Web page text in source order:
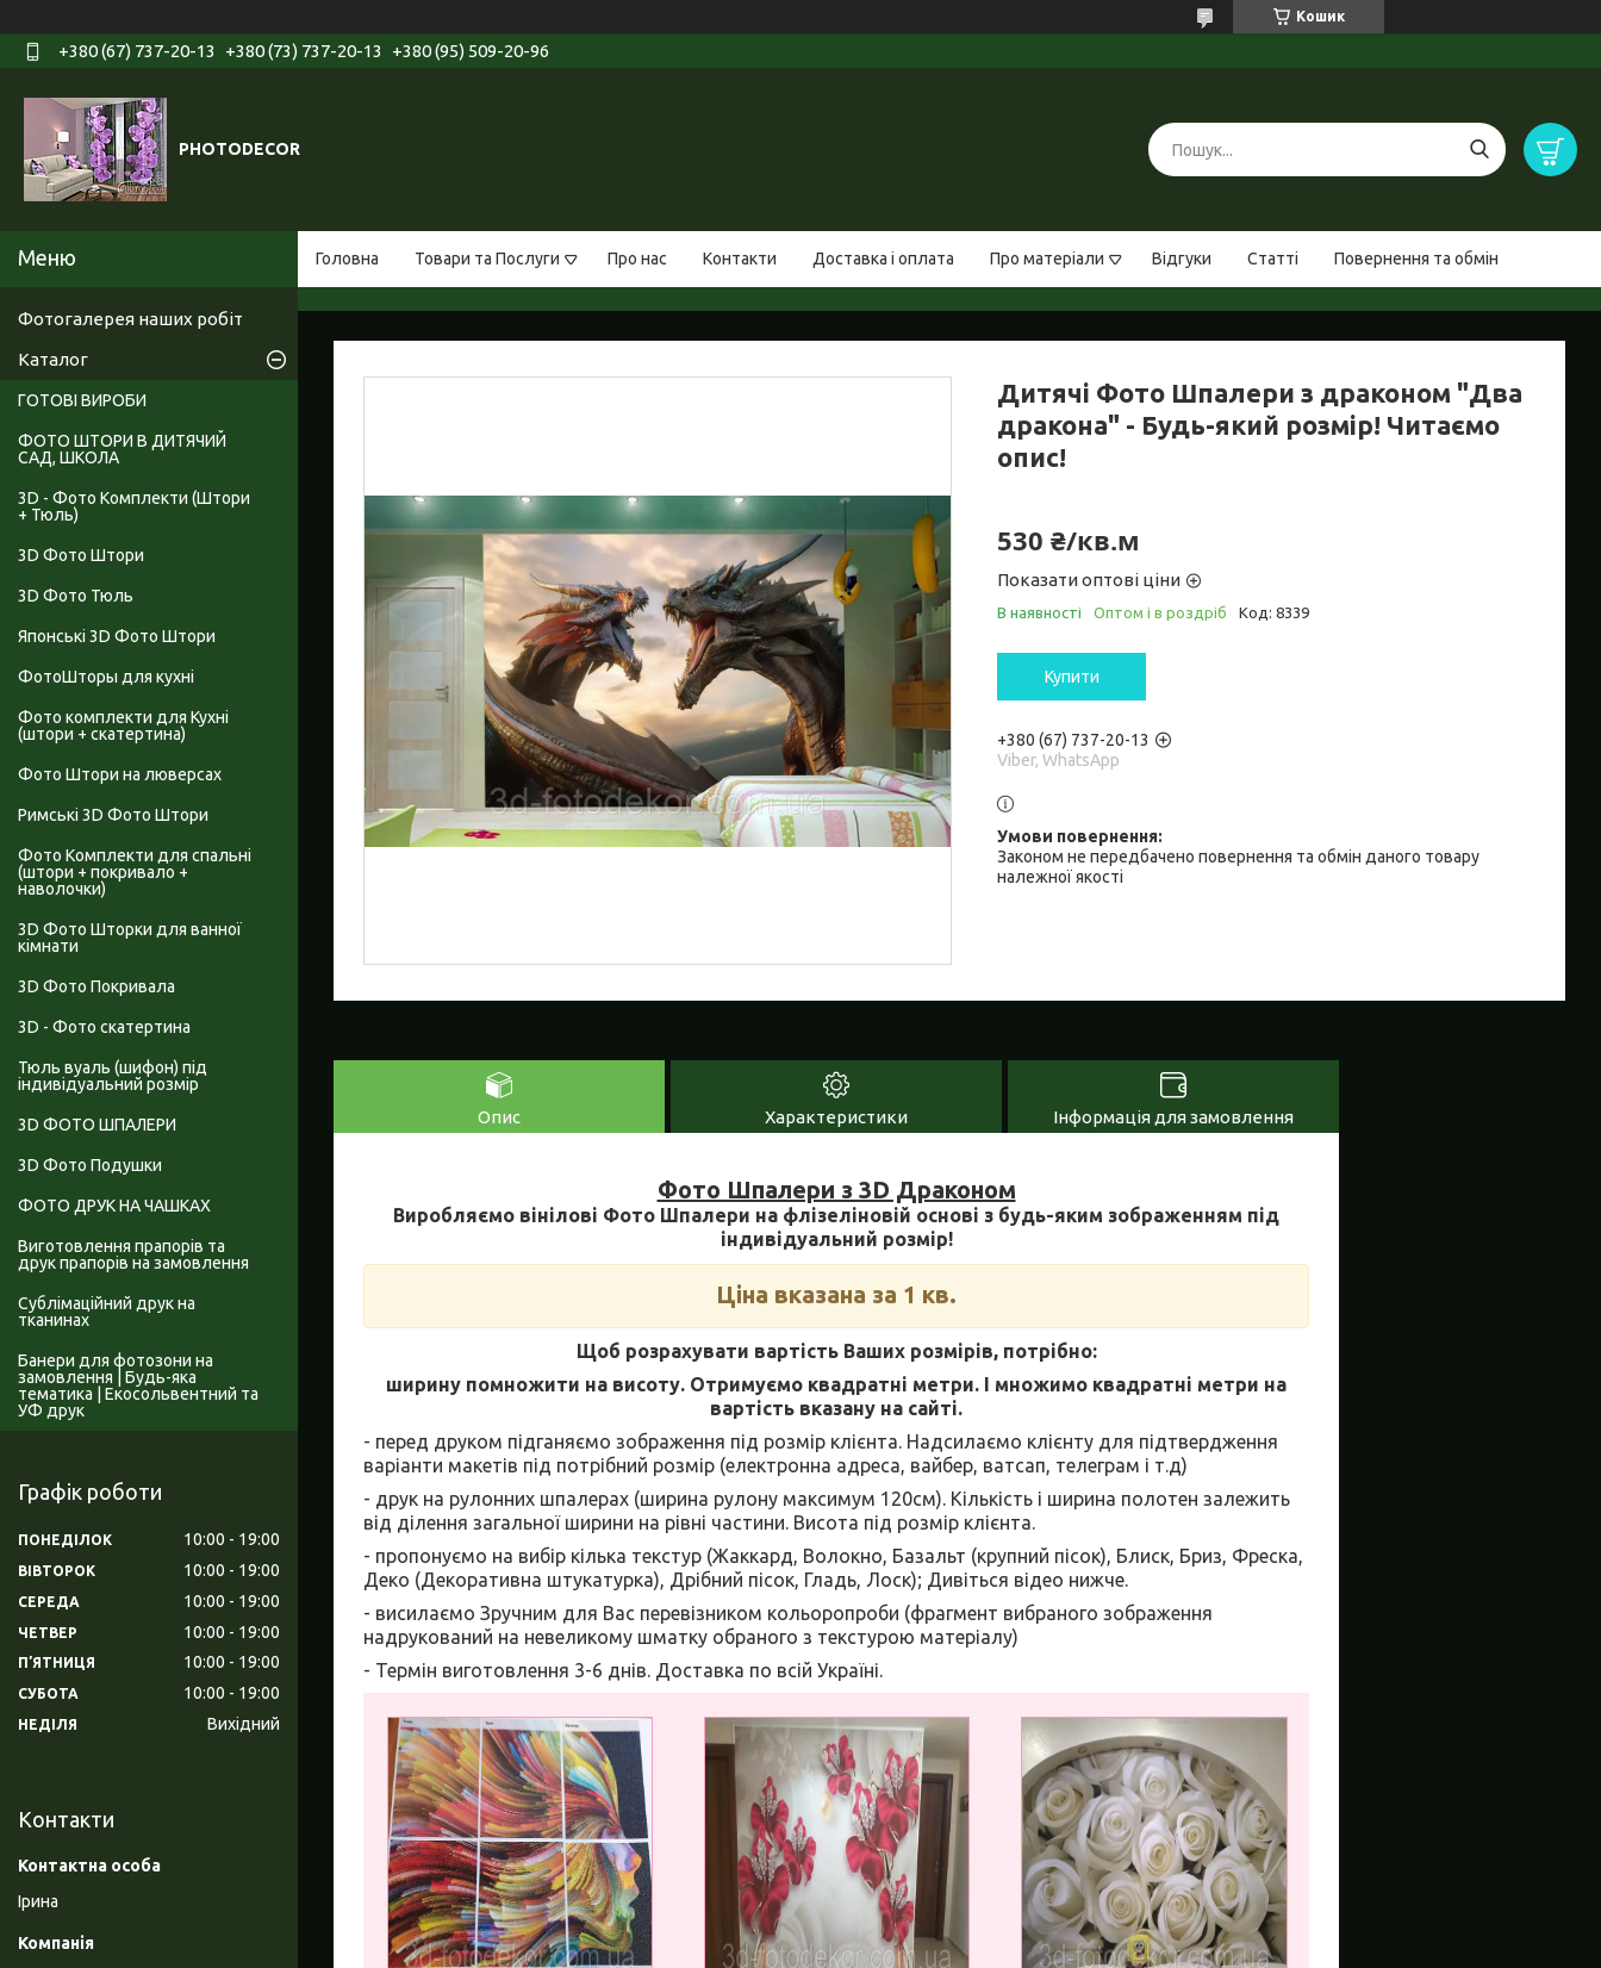
Кошик
+380 (67) 737-20-13 +380 (73) 737-20-13 +380 (95) 509-20-96
PHOTODECOR
Головна Товари та Послуги Про нас Контакти Доставка і оплата Про матеріали Відгуки Статті Повернення та обмін
Дитячі Фото Шпалери з драконом "Два
дракона" - Будь-який розмір! Читаємо
опис!
530 ₴/кв.м
Показати оптові ціни
В наявності Оптом і в роздріб Код: 8339
Купити
+380 (67) 737-20-13
Viber, WhatsApp
Законом не передбачено повернення та обмін даного товару
належної якості
Опис Характеристики Інформація для замовлення
Фото Шпалери з 3D Драконом
Виробляємо вінілові Фото Шпалери на флізеліновій основі з будь-яким зображенням під
індивідуальний розмір!
Ціна вказана за 1 кв.
Щоб розрахувати вартість Ваших розмірів, потрібно:
ширину помножити на висоту. Отримуємо квадратні метри. І множимо квадратні метри на
вартість вказану на сайті.
- перед друком підганяємо зображення під розмір клієнта. Надсилаємо клієнту для підтвердження
варіанти макетів під потрібний розмір (електронна адреса, вайбер, ватсап, телеграм і т.д)
- друк на рулонних шпалерах (ширина рулону максимум 120см). Кількість і ширина полотен залежить
від ділення загальної ширини на рівні частини. Висота під розмір клієнта.
- пропонуємо на вибір кілька текстур (Жаккард, Волокно, Базальт (крупний пісок), Блиск, Бриз, Фреска,
Деко (Декоративна штукатурка), Дрібний пісок, Гладь, Лоск); Дивіться відео нижче.
- висилаємо Зручним для Вас перевізником кольоропроби (фрагмент вибраного зображення
надрукований на невеликому шматку обраного з текстурою матеріалу)
- Термін виготовлення 3-6 днів. Доставка по всій Україні.
Фотогалерея наших робіт
Каталог
ГОТОВІ ВИРОБИ
ФОТО ШТОРИ В ДИТЯЧИЙ
САД, ШКОЛА
3D - Фото Комплекти (Штори
+ Тюль)
3D Фото Штори
3D Фото Тюль
Японські 3D Фото Штори
ФотоШторы для кухні
Фото комплекти для Кухні
(штори + скатертина)
Фото Штори на люверсах
Римські 3D Фото Штори
Фото Комплекти для спальні
(штори + покривало +
наволочки)
3D Фото Шторки для ванної
кімнати
3D Фото Покривала
3D - Фото скатертина
Тюль вуаль (шифон) під
індивідуальний розмір
3D ФОТО ШПАЛЕРИ
3D Фото Подушки
ФОТО ДРУК НА ЧАШКАХ
Виготовлення прапорів та
друк прапорів на замовлення
Сублімаційний друк на
тканинах
Банери для фотозони на
замовлення | Будь-яка
тематика | Екосольвентний та
УФ друк
Графік роботи
ПОНЕДІЛОК 10:00 19:00
ВІВТОРОК 10:00 19:00
СЕРЕДА 10:00 19:00
ЧЕТВЕР 10:00 19:00
ПʼЯТНИЦЯ 10:00 19:00
СУБОТА 10:00 19:00
НЕДІЛЯ Вихідний
Контакти
Ірина